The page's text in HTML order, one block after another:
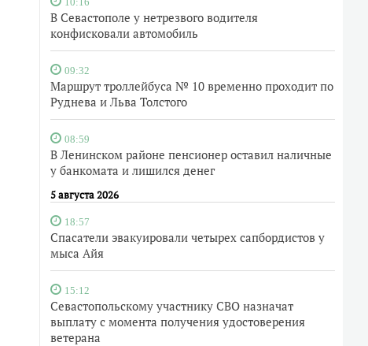
В Севастополе у нетрезвого водителя
конфисковали автомобиль
09:32
Маршрут троллейбуса № 10 временно проходит по
Руднева и Льва Толстого
08:59
В Ленинском районе пенсионер оставил наличные
у банкомата и лишился денег
5 августа 2026
18:57
Спасатели эвакуировали четырех сапбордистов у
мыса Айя
15:12
Севастопольскому участнику СВО назначат
выплату с момента получения удостоверения
ветерана